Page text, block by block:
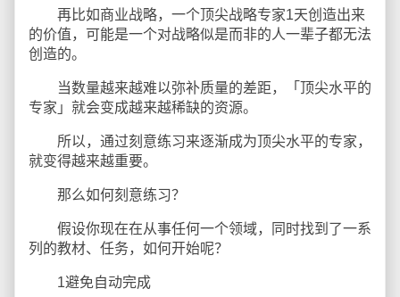
再比如商业战略，一个顶尖战略专家1天创造出来
的价值，可能是一个对战略似是而非的人一辈子都无法
创造的。
当数量越来越难以弥补质量的差距，「顶尖水平的
专家」就会变成越来越稀缺的资源。
所以，通过刻意练习来逐渐成为顶尖水平的专家，
就变得越来越重要。
那么如何刻意练习？
假设你现在在从事任何一个领域，同时找到了一系
列的教材、任务，如何开始呢？
1避免自动完成